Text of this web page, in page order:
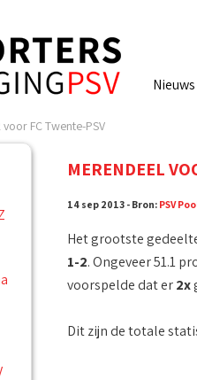
Nieuws
FC Twente-PSV
MERENDEEL
14 sep 2013 - Bron: PSV
Het grootste
1-2. Ongeveer 51.1
voorspelde dat er2x
Dit zijn de totale